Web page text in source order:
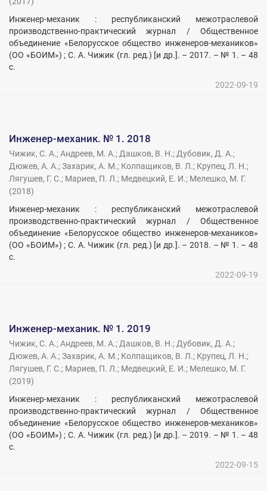
Инженер-механик : республиканский межотраслевой
производственно-практический журнал / Общественное
объединение «Белорусское общество инженеров-механиков»
(ОО «БОИМ») ; С. А. Чижик (гл. ред.) [и др.]. – 2017. – № 1. – 48
с.
2022-09-19
Инженер-механик. № 1. 2018
Чижик, С. А.;Андреев, М. А.; Дашков, В. Н.; Дубовик, Д. А.;
Дюжев, А. А.;Захарик, А. М.; Колпащиков, В. Л.; Крупец, Л. Н.;
Лягушев, Г. С.; Мариев, П. Л.; Медвецкий, Е. И.; Мелешко, М. Г.
(2018)
Инженер-механик : республиканский межотраслевой
производственно-практический журнал / Общественное
объединение «Белорусское общество инженеров-механиков»
(ОО «БОИМ») ; С. А. Чижик (гл. ред.) [и др.]. – 2018. – № 1. – 48
с.
2022-09-19
Инженер-механик. № 1. 2019
Чижик, С. А.;Андреев, М. А.; Дашков, В. Н.; Дубовик, Д. А.;
Дюжев, А. А.;Захарик, А. М.; Колпащиков, В. Л.; Крупец, Л. Н.;
Лягушев, Г. С.; Мариев, П. Л.; Медвецкий, Е. И.; Мелешко, М. Г.
(2019)
Инженер-механик : республиканский межотраслевой
производственно-практический журнал / Общественное
объединение «Белорусское общество инженеров-механиков»
(ОО «БОИМ») ; С. А. Чижик (гл. ред.) [и др.]. – 2019. – № 1. – 48
с.
2022-09-15